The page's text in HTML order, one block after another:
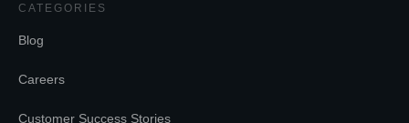
CATEGORIES
Blog
Careers
Customer Success Stories